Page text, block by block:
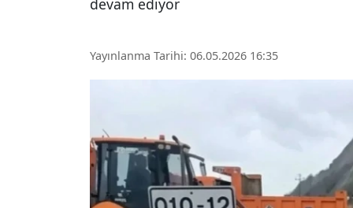
Yayınlanma Tarihi: 06.05.2026 16:35